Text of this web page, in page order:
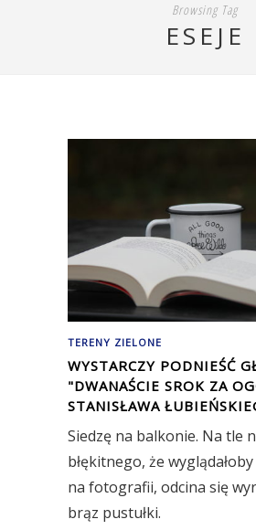
Browsing Tag
ESEJE
TERENY ZIELONE
WYSTARCZY PODNIEŚĆ
"DWANAŚCIE SROK ZA
STANISŁAWA
Siedzę na balkonie. Na tle
błękitnego, że
na fotografii, odcina się
brąz pustułki.